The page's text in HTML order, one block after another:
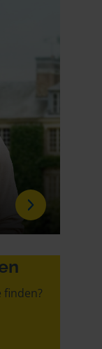
finden?